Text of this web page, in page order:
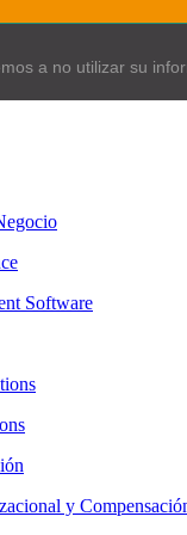
a no utilizar su
Software
y